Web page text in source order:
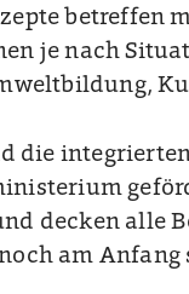
betreffen
je nach
die
decken alle
am Anfang